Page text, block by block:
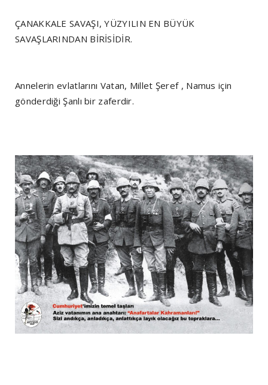
ÇANAKKALE SAVAŞI, YÜZYILIN EN BÜYÜK
SAVAŞLARINDAN BİRİSİDİR.
Annelerin evlatlarını Vatan, Millet Şeref , Namus için
gönderdiği Şanlı bir zaferdir.